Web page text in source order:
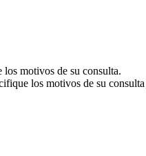
motivos de su consulta.
los motivos de su